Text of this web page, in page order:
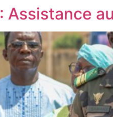
Assistance